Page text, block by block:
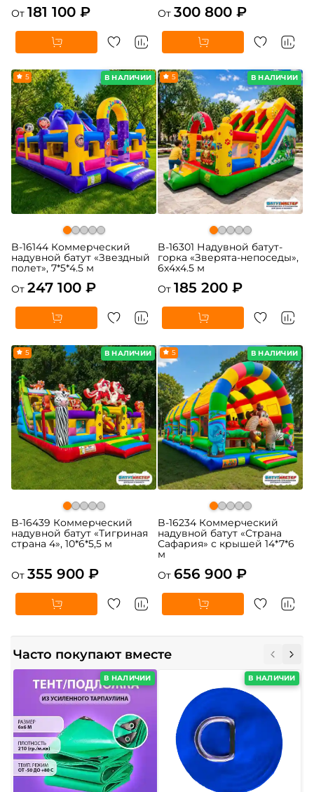
От 181 100 ₽ От 300 800 ₽
В НАЛИЧИИ
5
B-16144 Коммерческий
надувной батут «Звездный
полет», 7*5*4.5 м
От 247 100 ₽
В НАЛИЧИИ
5
B-16301 Надувной батут-
горка «Зверята-непоседы»,
6x4x4.5 м
От 185 200 ₽
В НАЛИЧИИ
5
B-16439 Коммерческий
надувной батут «Тигриная
страна 4», 10*6*5,5 м
От 355 900 ₽
В НАЛИЧИИ
5
B-16234 Коммерческий
надувной батут «Страна
Сафария» с крышей 14*7*6
м
От 656 900 ₽
Часто покупают вместе
В НАЛИЧИИ В НАЛИЧИИ